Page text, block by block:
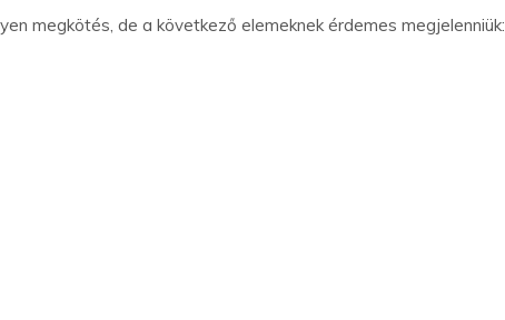
megkötés, de a következő elemeknek érdemes megjelenniük: